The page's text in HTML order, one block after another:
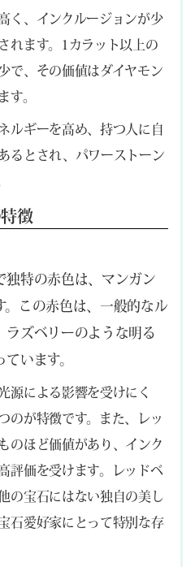
く、インクルージョンが少
れます。1カラット以上の
で、その価値はダイヤモン
す。
ルギーを高め、持つ人に自
るとされ、パワーストーン
徴
独特の赤色は、マンガン
。この赤色は、一般的なル
ラズベリーのような明る
います。
源による影響を受けにく
のが特徴です。また、レッ
のほど価値があり、インク
評価を受けます。レッドベ
の宝石にはない独自の美し
石愛好家にとって特別な存